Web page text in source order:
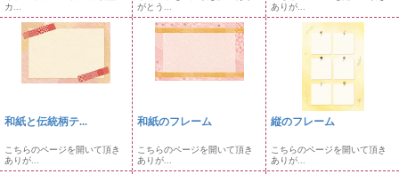
カ...
がとう...
ありが...
和紙と伝統柄テ...
こちらのページを開いて頂き
ありが...
和紙のフレーム
こちらのページを開いて頂き
ありが...
縦のフレーム
こちらのページを開いて頂き
ありが...